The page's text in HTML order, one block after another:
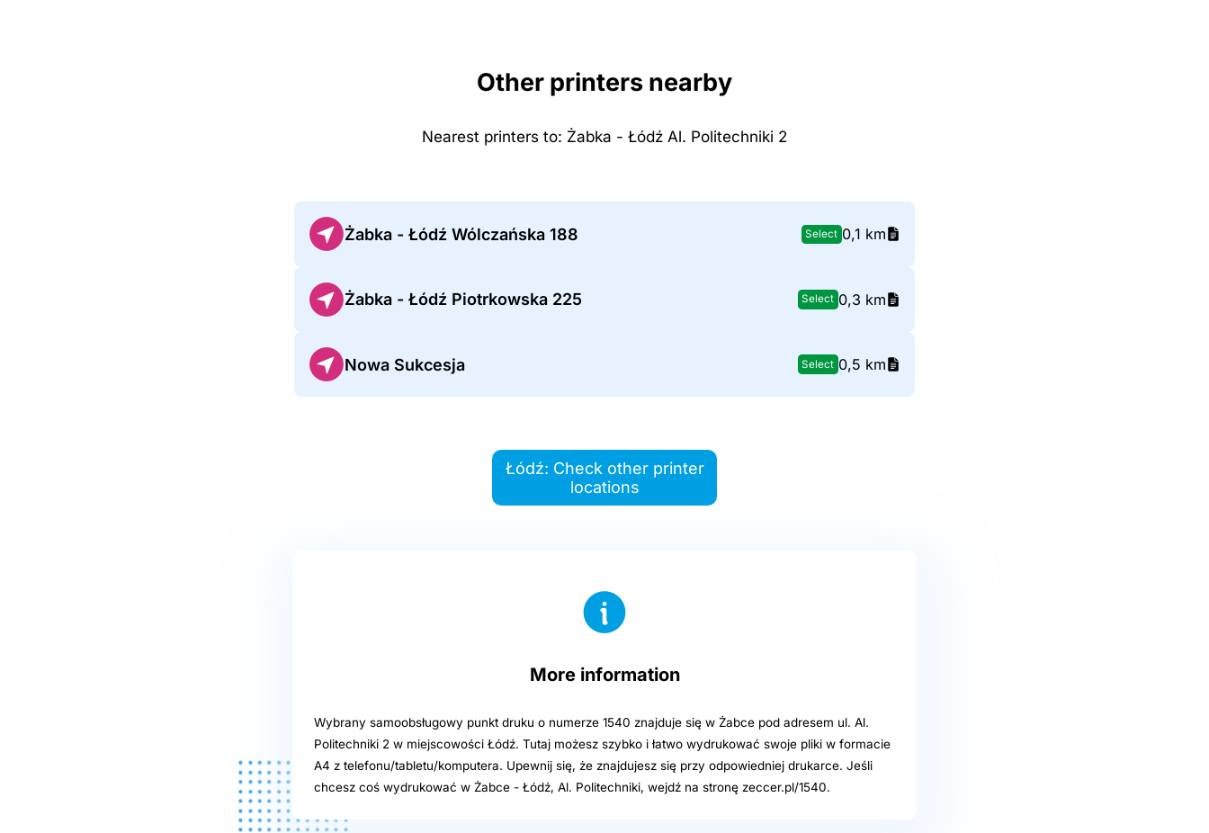
Other printers nearby
Nearest printers to: Żabka - Łódź Al. Politechniki 2
Żabka - Łódź Wólczańska 188 Select 0,1 km
Żabka - Łódź Piotrkowska 225 Select 0,3 km
Nowa Sukcesja Select 0,5 km
Łódź: Check other printer
locations
More information
Wybrany samoobsługowy punkt druku o numerze 1540 znajduje się w Żabce pod adresem ul. Al.
Politechniki 2 w miejscowości Łódź. Tutaj możesz szybko i łatwo wydrukować swoje pliki w formacie
A4 z telefonu/tabletu/komputera. Upewnij się, że znajdujesz się przy odpowiedniej drukarce. Jeśli
chcesz coś wydrukować w Żabce - Łódź, Al. Politechniki, wejdź na stronę zeccer.pl/1540.